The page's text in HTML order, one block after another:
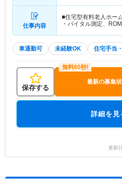
仕事内容
■住宅型有料老人ホー
・バイタル測定、
車通勤可 未経験OK 住宅手当
保存する
最新の募集
詳細を見
更新